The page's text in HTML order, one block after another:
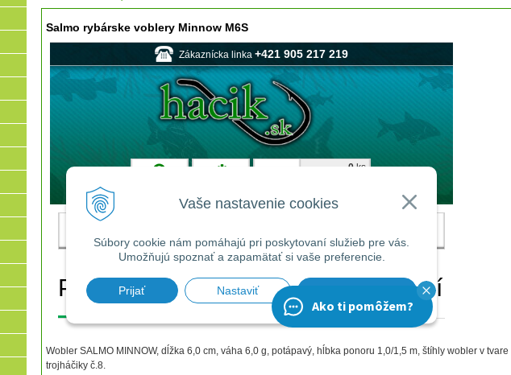
Salmo rybárske voblery Minnow M6S
Wobler SALMO MINNOW, dĺžka 6,0 cm, váha 6,0 g, potápavý, hĺbka ponoru 1,0/1,5 m, štíhly wobler v
trojháčiky č.8.